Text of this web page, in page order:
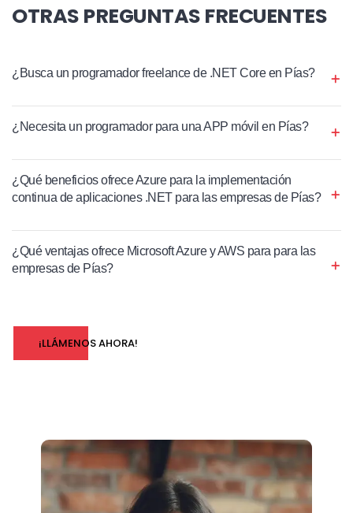
OTRAS PREGUNTAS FRECUENTES
¿Busca un programador freelance de .NET Core en Pías?
¿Necesita un programador para una APP móvil en Pías?
¿Qué beneficios ofrece Azure para la implementación
continua de aplicaciones .NET para las empresas de Pías?
¿Qué ventajas ofrece Microsoft Azure y AWS para para las
empresas de Pías?
¡LLÁMENOS AHORA!